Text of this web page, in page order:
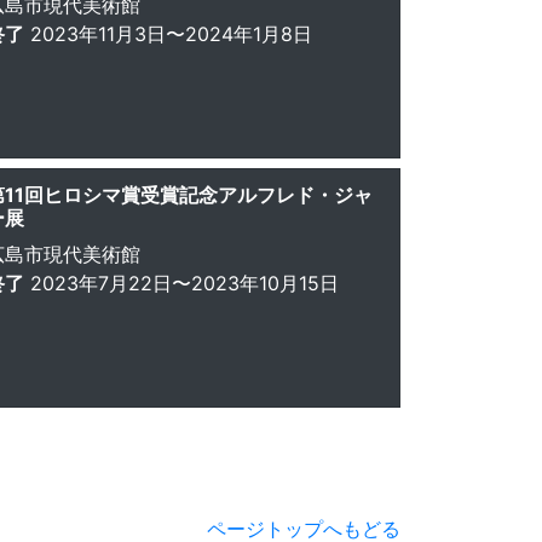
島市現代美術館
了 2023年11月3日〜2024年1月8日
11回ヒロシマ賞受賞記念アルフレド・ジャ
展
島市現代美術館
了 2023年7月22日〜2023年10月15日
ページトップへもどる